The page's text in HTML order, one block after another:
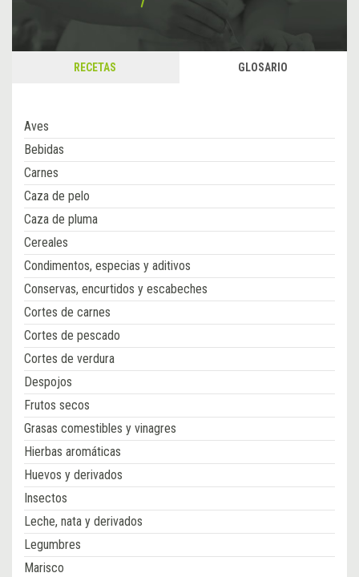
RECETAS GLOSARIO
Aves
Bebidas
Carnes
Caza de pelo
Caza de pluma
Cereales
Condimentos, especias y aditivos
Conservas, encurtidos y escabeches
Cortes de carnes
Cortes de pescado
Cortes de verdura
Despojos
Frutos secos
Grasas comestibles y vinagres
Hierbas aromáticas
Huevos y derivados
Insectos
Leche, nata y derivados
Legumbres
Marisco